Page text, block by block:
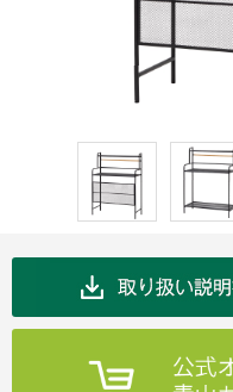
メールでお問合せ
Tel.